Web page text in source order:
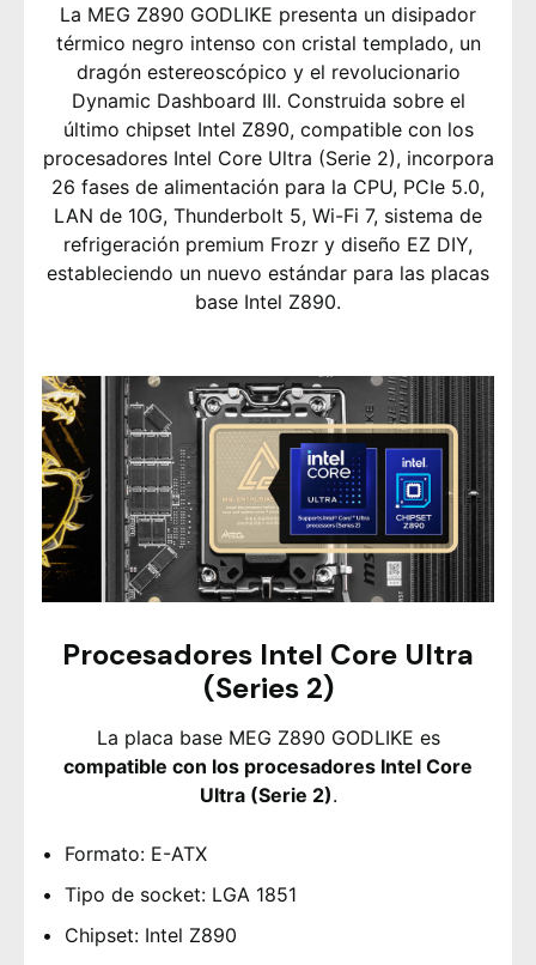
La MEG Z890 GODLIKE presenta un disipador
térmico negro intenso con cristal templado, un
dragón estereoscópico y el revolucionario
Dynamic Dashboard III. Construida sobre el
último chipset Intel Z890, compatible con los
procesadores Intel Core Ultra (Serie 2), incorpora
26 fases de alimentación para la CPU, PCIe 5.0,
LAN de 10G, Thunderbolt 5, Wi-Fi 7, sistema de
refrigeración premium Frozr y diseño EZ DIY,
estableciendo un nuevo estándar para las placas
base Intel Z890.
Procesadores Intel Core Ultra
(Series 2)
La placa base MEG Z890 GODLIKE es
compatible con los procesadores Intel Core
Ultra (Serie 2).
Formato: E-ATX
Tipo de socket: LGA 1851
Chipset: Intel Z890